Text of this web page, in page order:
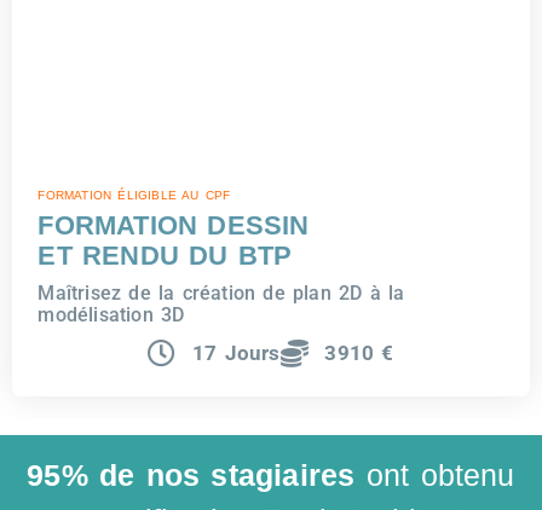
FORMATION ÉLIGIBLE AU CPF
FORMATION DESSIN
ET RENDU DU BTP
Maîtrisez de la création de plan 2D à la
modélisation 3D
17 Jours 3910 €
95% de nos stagiaires ont obtenu